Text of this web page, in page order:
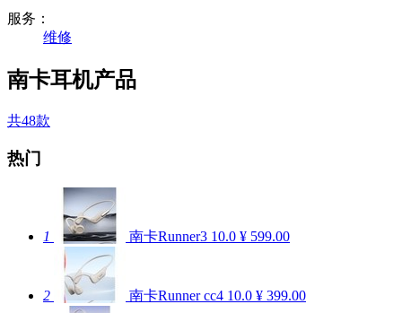
服务：
维修
南卡耳机产品
共48款
热门
1 南卡Runner3 10.0 ¥ 599.00
2 南卡Runner cc4 10.0 ¥ 399.00